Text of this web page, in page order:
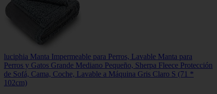
luciphia Manta Impermeable para Perros, Lavable Manta para
Perros y Gatos Grande Mediano Pequeño, Sherpa Fleece Protección
de Sofá, Cama, Coche, Lavable a Máquina Gris Claro S (71 *
102cm)